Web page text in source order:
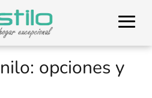
opciones y